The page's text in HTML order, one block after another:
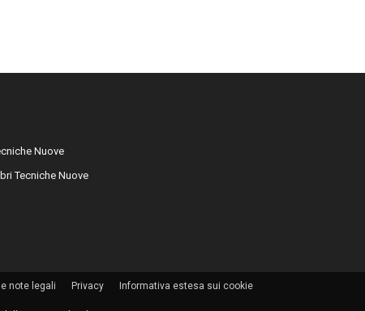
Nuove
Tecniche Nuove
note legali Privacy Informativa estesa sui cookie